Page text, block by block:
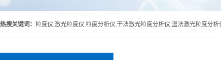
热搜关键词： 粒度仪,激光粒度仪,粒度分析仪,干法激光粒度分析仪,湿法激光粒度分析